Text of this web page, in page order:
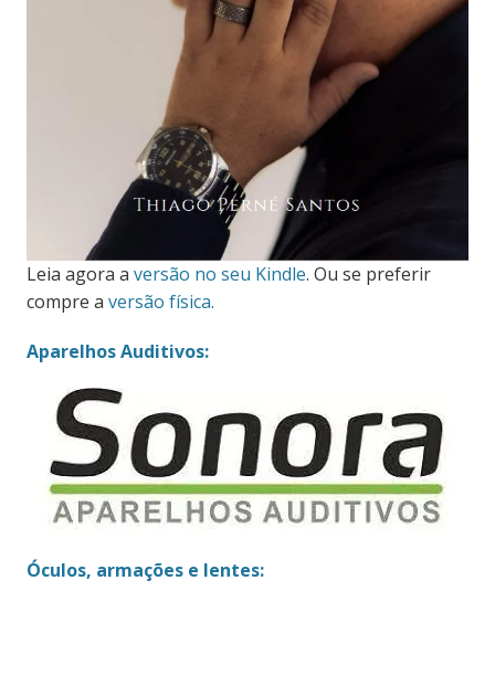
Leia agora a versão no seu Kindle. Ou se preferir
compre a versão física.
Aparelhos Auditivos:
Óculos, armações e lentes: